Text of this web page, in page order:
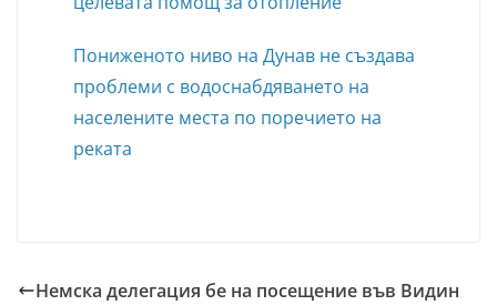
Пониженото ниво на Дунав не създава
проблеми с водоснабдяването на
населените места по поречието на
реката
Немска делегация бе на посещение във Видин